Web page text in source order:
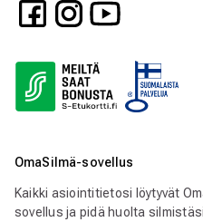
OmaSilmä-sovellus
Kaikki asiointitietosi löytyvät
sovellus ja pidä huolta